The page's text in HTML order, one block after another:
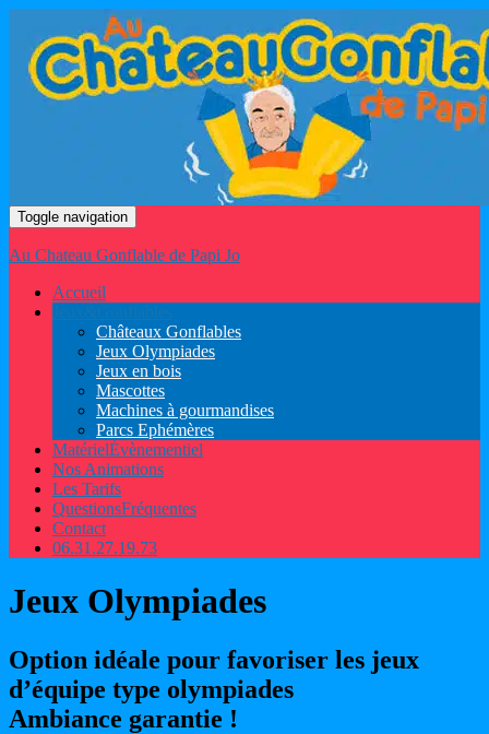
Toggle navigation
Au Chateau Gonflable de Papi Jo
Accueil
Châteaux Gonflables
Jeux Olympiades
Jeux en bois
Mascottes
Machines à gourmandises
Parcs Ephémères
MatérielÉvènementiel
Nos Animations
Les Tarifs
QuestionsFréquentes
Contact
06.31.27.19.73
Jeux Olympiades
Option idéale pour favoriser les jeux
d’équipe type olympiades
Ambiance garantie !